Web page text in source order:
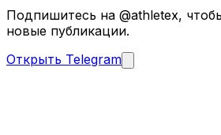
Подпишитесь на @athletex,
новые публикации.
Открыть Telegram